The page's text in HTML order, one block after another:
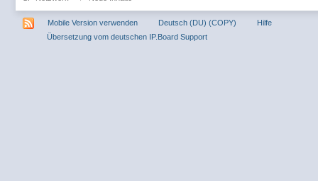
Mobile Version verwenden Deutsch (DU) (COPY)
Hilfe
Übersetzung vom deutschen IP.Board Support